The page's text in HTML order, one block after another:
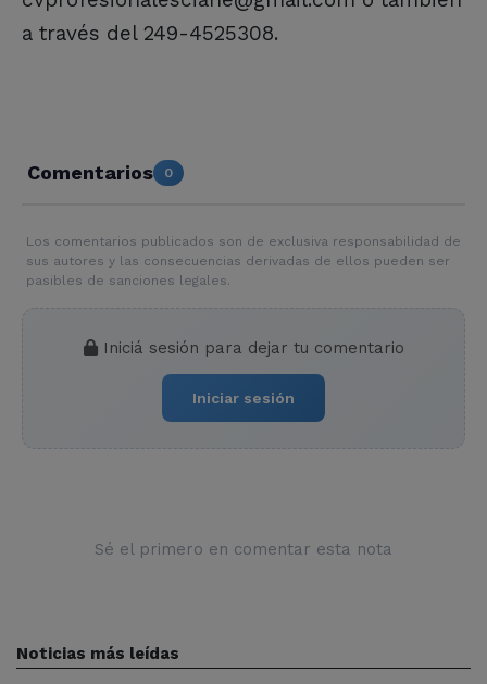
a través del 249-4525308.
Comentarios 0
Los comentarios publicados son de exclusiva responsabilidad de
sus autores y las consecuencias derivadas de ellos pueden ser
pasibles de sanciones legales.
Iniciá sesión para dejar tu comentario
Iniciar sesión
Sé el primero en comentar esta nota
Noticias más leídas